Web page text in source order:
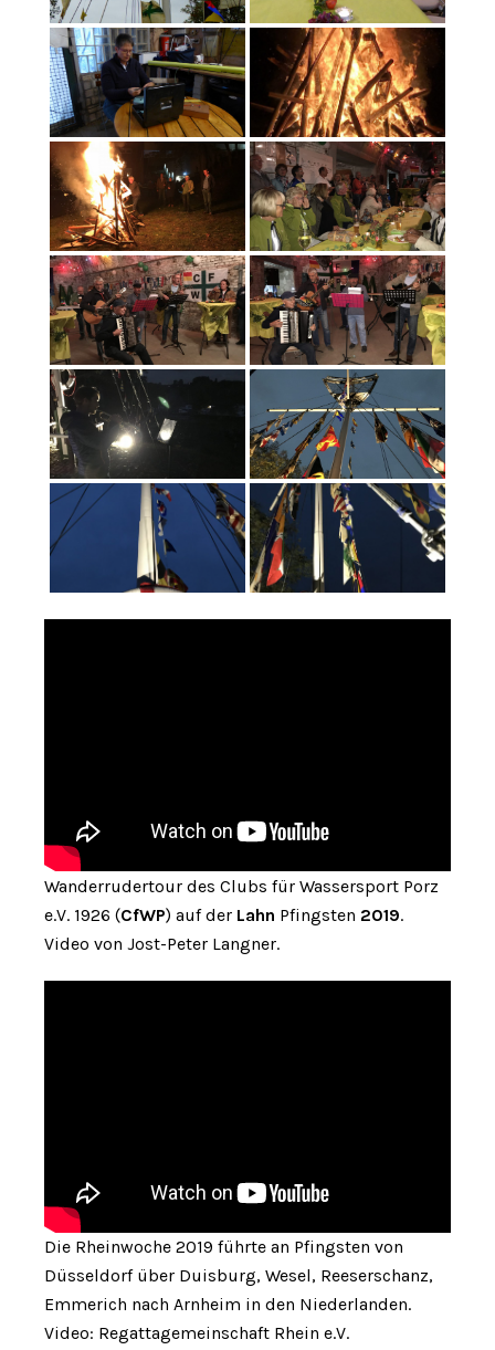
Wanderrudertour des Clubs für Wassersport Porz
e.V. 1926 (CfWP) auf der Lahn Pfingsten 2019.
Video von Jost-Peter Langner.
Die Rheinwoche 2019 führte an Pfingsten von
Düsseldorf über Duisburg, Wesel, Reeserschanz,
Emmerich nach Arnheim in den Niederlanden.
Video: Regattagemeinschaft Rhein e.V.